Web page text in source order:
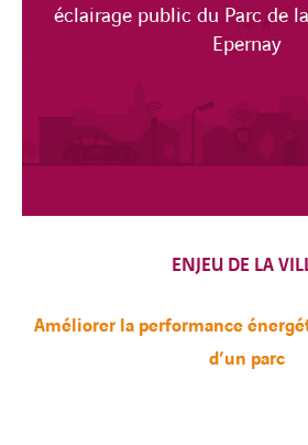
éclairage public du Parc de
Epernay
ENJEU DE LA
Améliorer la performance
d’un parc